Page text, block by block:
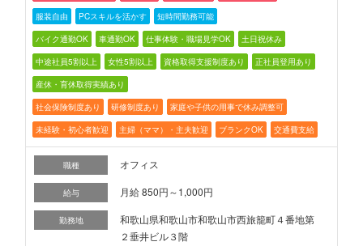
服装自由
PCスキルを活かす
短時間勤務可能
バイク通勤OK
車通勤OK 仕事体験・職場見学OK
土日祝休み
中途社員5割以上
女性5割以上 資格取得支援制度あり
正社員登用あり
産休・育休取得実績あり
社会保険制度あり
研修制度あり
家庭や子供の用事で休み調整可
未経験・初心者歓迎
主婦（ママ）・主夫歓迎 ブランクOK 交通費支給
職種 オフィス
給与 月給 850円～1,000円
勤務地
和歌山県和歌山市和歌山市西旅籠町４番地第
２垂井ビル３階